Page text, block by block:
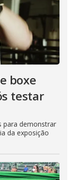
boxe
testar
para demonstrar
da exposição